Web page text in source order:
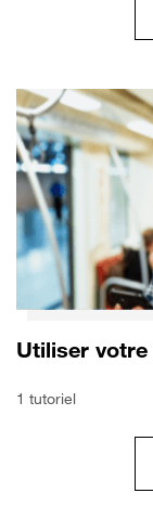
Utiliser
1 tutoriel